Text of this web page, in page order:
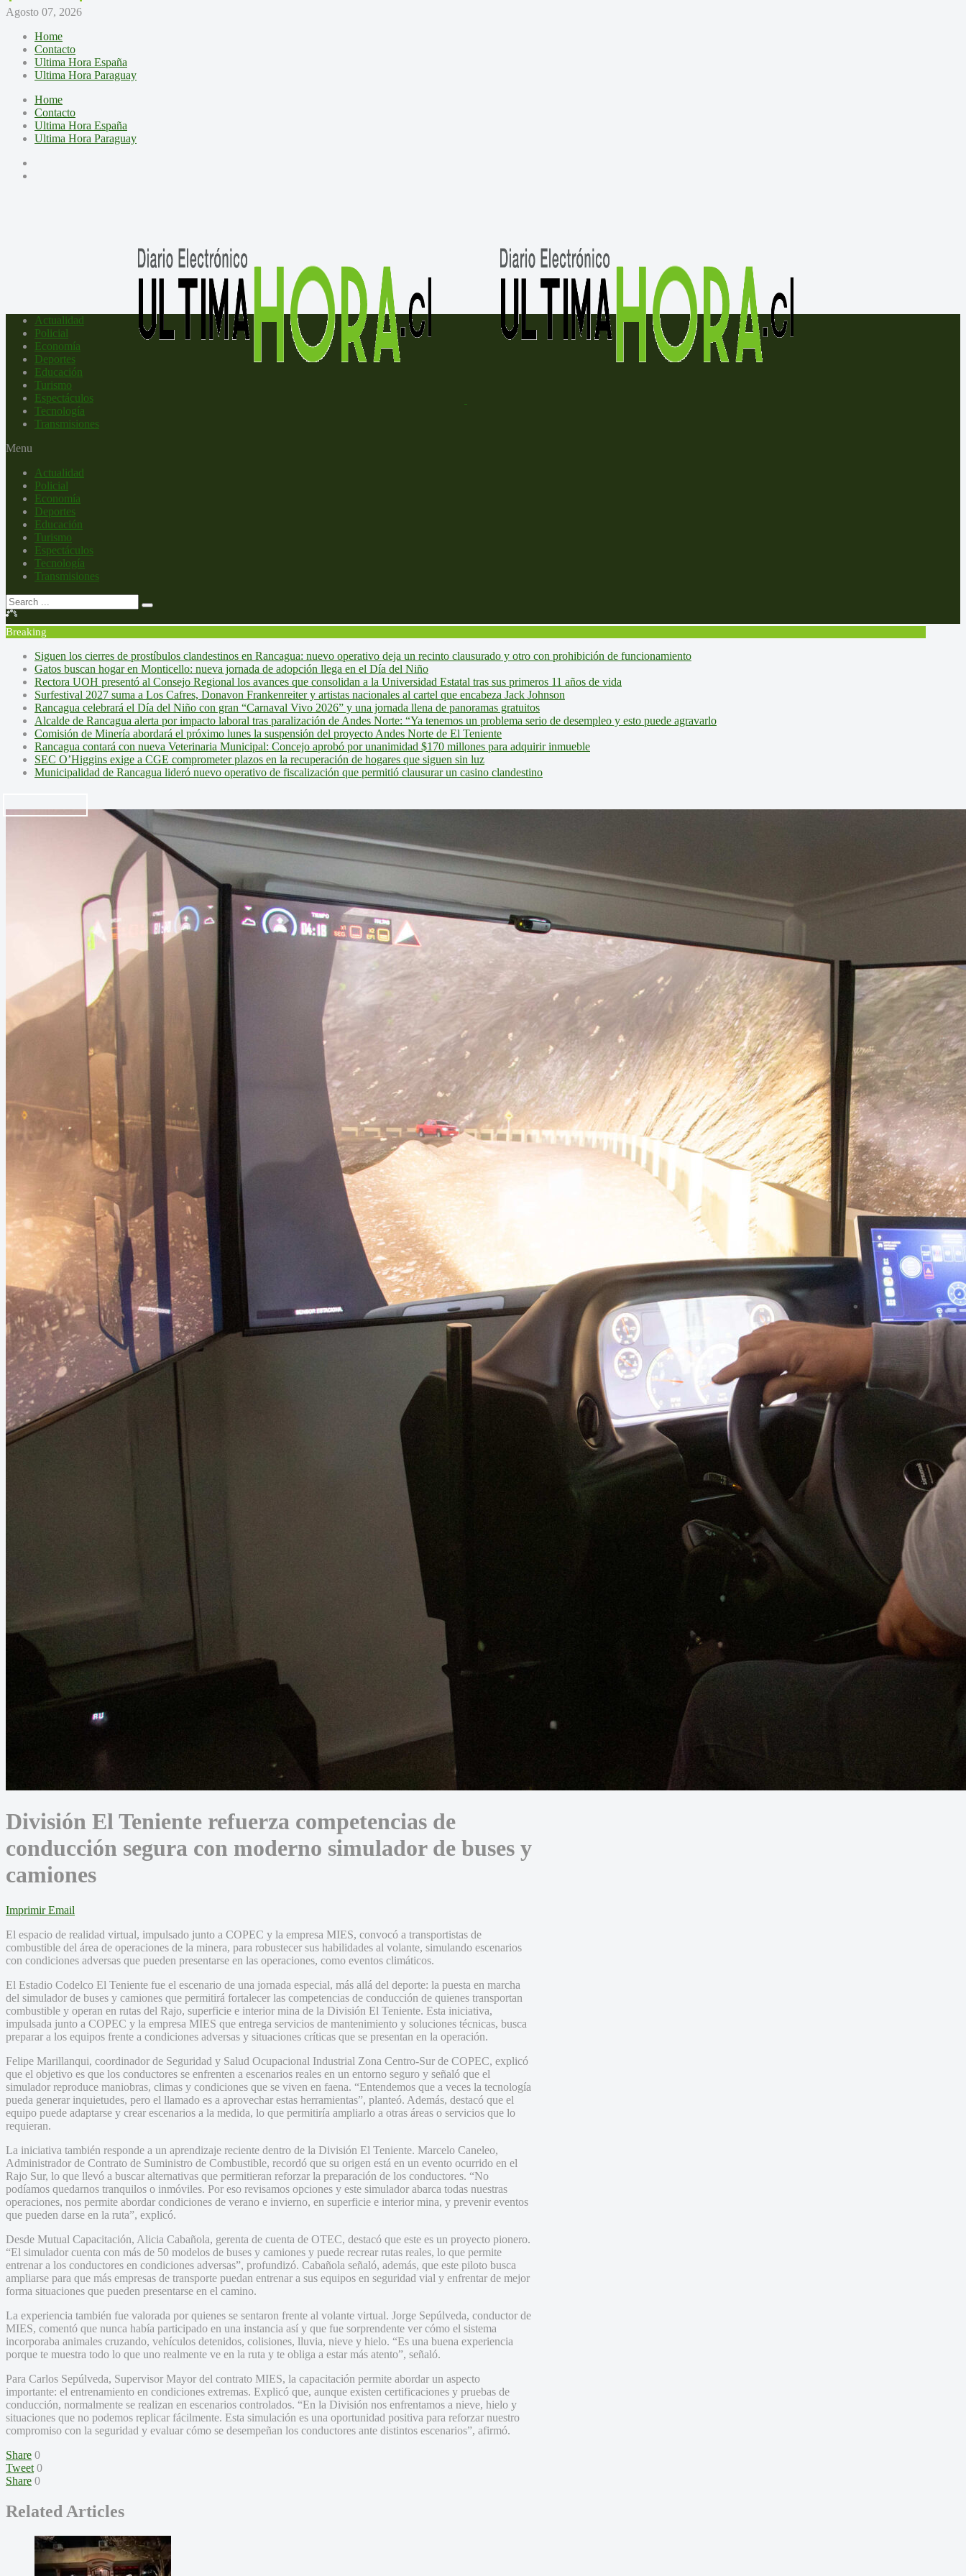
Agosto 07, 2026
Home
Contacto
Ultima Hora España
Ultima Hora Paraguay
Home
Contacto
Ultima Hora España
Ultima Hora Paraguay
Actualidad
Policial
Economía
Deportes
Educación
Turismo
Espectáculos
Tecnología
Transmisiones
Menu
Actualidad
Policial
Economía
Deportes
Educación
Turismo
Espectáculos
Tecnología
Transmisiones
Breaking
Siguen los cierres de prostíbulos clandestinos en Rancagua: nuevo operativo deja un recinto clausurado y otro con prohibición de funcionamiento
Gatos buscan hogar en Monticello: nueva jornada de adopción llega en el Día del Niño
Rectora UOH presentó al Consejo Regional los avances que consolidan a la Universidad Estatal tras sus primeros 11 años de vida
Surfestival 2027 suma a Los Cafres, Donavon Frankenreiter y artistas nacionales al cartel que encabeza Jack Johnson
Rancagua celebrará el Día del Niño con gran “Carnaval Vivo 2026” y una jornada llena de panoramas gratuitos
Alcalde de Rancagua alerta por impacto laboral tras paralización de Andes Norte: “Ya tenemos un problema serio de desempleo y esto puede agravarlo
Comisión de Minería abordará el próximo lunes la suspensión del proyecto Andes Norte de El Teniente
Rancagua contará con nueva Veterinaria Municipal: Concejo aprobó por unanimidad $170 millones para adquirir inmueble
SEC O’Higgins exige a CGE comprometer plazos en la recuperación de hogares que siguen sin luz
Municipalidad de Rancagua lideró nuevo operativo de fiscalización que permitió clausurar un casino clandestino
División El Teniente refuerza competencias de
conducción segura con moderno simulador de buses y
camiones
Imprimir Email
El espacio de realidad virtual, impulsado junto a COPEC y la empresa MIES, convocó a transportistas de
combustible del área de operaciones de la minera, para robustecer sus habilidades al volante, simulando escenarios
con condiciones adversas que pueden presentarse en las operaciones, como eventos climáticos.
El Estadio Codelco El Teniente fue el escenario de una jornada especial, más allá del deporte: la puesta en marcha
del simulador de buses y camiones que permitirá fortalecer las competencias de conducción de quienes transportan
combustible y operan en rutas del Rajo, superficie e interior mina de la División El Teniente. Esta iniciativa,
impulsada junto a COPEC y la empresa MIES que entrega servicios de mantenimiento y soluciones técnicas, busca
preparar a los equipos frente a condiciones adversas y situaciones críticas que se presentan en la operación.
Felipe Marillanqui, coordinador de Seguridad y Salud Ocupacional Industrial Zona Centro-Sur de COPEC, explicó
que el objetivo es que los conductores se enfrenten a escenarios reales en un entorno seguro y señaló que el
simulador reproduce maniobras, climas y condiciones que se viven en faena. “Entendemos que a veces la tecnología
pueda generar inquietudes, pero el llamado es a aprovechar estas herramientas”, planteó. Además, destacó que el
equipo puede adaptarse y crear escenarios a la medida, lo que permitiría ampliarlo a otras áreas o servicios que lo
requieran.
La iniciativa también responde a un aprendizaje reciente dentro de la División El Teniente. Marcelo Caneleo,
Administrador de Contrato de Suministro de Combustible, recordó que su origen está en un evento ocurrido en el
Rajo Sur, lo que llevó a buscar alternativas que permitieran reforzar la preparación de los conductores. “No
podíamos quedarnos tranquilos o inmóviles. Por eso revisamos opciones y este simulador abarca todas nuestras
operaciones, nos permite abordar condiciones de verano e invierno, en superficie e interior mina, y prevenir eventos
que pueden darse en la ruta”, explicó.
Desde Mutual Capacitación, Alicia Cabañola, gerenta de cuenta de OTEC, destacó que este es un proyecto pionero.
“El simulador cuenta con más de 50 modelos de buses y camiones y puede recrear rutas reales, lo que permite
entrenar a los conductores en condiciones adversas”, profundizó. Cabañola señaló, además, que este piloto busca
ampliarse para que más empresas de transporte puedan entrenar a sus equipos en seguridad vial y enfrentar de mejor
forma situaciones que pueden presentarse en el camino.
La experiencia también fue valorada por quienes se sentaron frente al volante virtual. Jorge Sepúlveda, conductor de
MIES, comentó que nunca había participado en una instancia así y que fue sorprendente ver cómo el sistema
incorporaba animales cruzando, vehículos detenidos, colisiones, lluvia, nieve y hielo. “Es una buena experiencia
porque te muestra todo lo que uno realmente ve en la ruta y te obliga a estar más atento”, señaló.
Para Carlos Sepúlveda, Supervisor Mayor del contrato MIES, la capacitación permite abordar un aspecto
importante: el entrenamiento en condiciones extremas. Explicó que, aunque existen certificaciones y pruebas de
conducción, normalmente se realizan en escenarios controlados. “En la División nos enfrentamos a nieve, hielo y
situaciones que no podemos replicar fácilmente. Esta simulación es una oportunidad positiva para reforzar nuestro
compromiso con la seguridad y evaluar cómo se desempeñan los conductores ante distintos escenarios”, afirmó.
Share 0
Tweet 0
Share 0
Related Articles